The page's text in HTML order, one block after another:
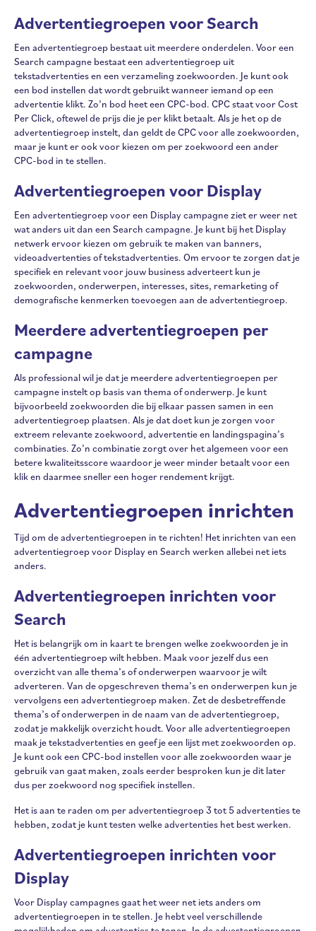
Advertentiegroepen voor Search
Een advertentiegroep bestaat uit meerdere onderdelen. Voor een
Search campagne bestaat een advertentiegroep uit
tekstadvertenties en een verzameling zoekwoorden. Je kunt ook
een bod instellen dat wordt gebruikt wanneer iemand op een
advertentie klikt. Zo’n bod heet een CPC-bod. CPC staat voor Cost
Per Click, oftewel de prijs die je per klikt betaalt. Als je het op de
advertentiegroep instelt, dan geldt de CPC voor alle zoekwoorden,
maar je kunt er ook voor kiezen om per zoekwoord een ander
CPC-bod in te stellen.
Advertentiegroepen voor Display
Een advertentiegroep voor een Display campagne ziet er weer net
wat anders uit dan een Search campagne. Je kunt bij het Display
netwerk ervoor kiezen om gebruik te maken van banners,
videoadvertenties of tekstadvertenties. Om ervoor te zorgen dat je
specifiek en relevant voor jouw business adverteert kun je
zoekwoorden, onderwerpen, interesses, sites, remarketing of
demografische kenmerken toevoegen aan de advertentiegroep.
Meerdere advertentiegroepen per
campagne
Als professional wil je dat je meerdere advertentiegroepen per
campagne instelt op basis van thema of onderwerp. Je kunt
bijvoorbeeld zoekwoorden die bij elkaar passen samen in een
advertentiegroep plaatsen. Als je dat doet kun je zorgen voor
extreem relevante zoekwoord, advertentie en landingspagina’s
combinaties. Zo’n combinatie zorgt over het algemeen voor een
betere kwaliteitsscore waardoor je weer minder betaalt voor een
klik en daarmee sneller een hoger rendement krijgt.
Advertentiegroepen inrichten
Tijd om de advertentiegroepen in te richten! Het inrichten van een
advertentiegroep voor Display en Search werken allebei net iets
anders.
Advertentiegroepen inrichten voor
Search
Het is belangrijk om in kaart te brengen welke zoekwoorden je in
één advertentiegroep wilt hebben. Maak voor jezelf dus een
overzicht van alle thema’s of onderwerpen waarvoor je wilt
adverteren. Van de opgeschreven thema’s en onderwerpen kun je
vervolgens een advertentiegroep maken. Zet de desbetreffende
thema’s of onderwerpen in de naam van de advertentiegroep,
zodat je makkelijk overzicht houdt. Voor alle advertentiegroepen
maak je tekstadvertenties en geef je een lijst met zoekwoorden op.
Je kunt ook een CPC-bod instellen voor alle zoekwoorden waar je
gebruik van gaat maken, zoals eerder besproken kun je dit later
dus per zoekwoord nog specifiek instellen.
Het is aan te raden om per advertentiegroep 3 tot 5 advertenties te
hebben, zodat je kunt testen welke advertenties het best werken.
Advertentiegroepen inrichten voor
Display
Voor Display campagnes gaat het weer net iets anders om
advertentiegroepen in te stellen. Je hebt veel verschillende